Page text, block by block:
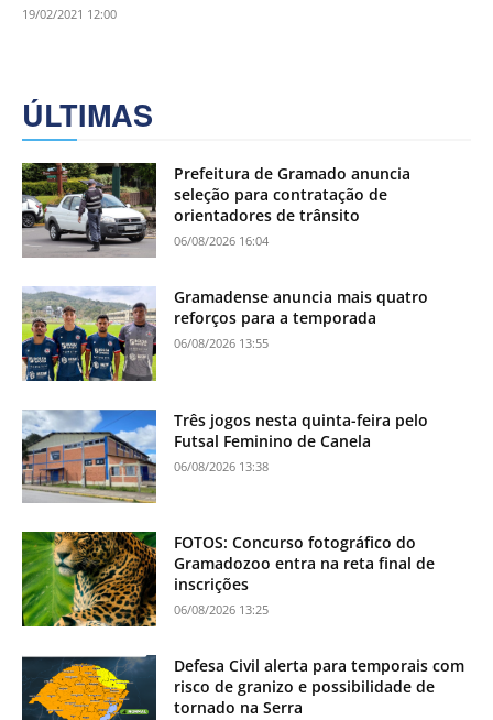
19/02/2021 12:00
ÚLTIMAS
Prefeitura de Gramado anuncia
seleção para contratação de
orientadores de trânsito
06/08/2026 16:04
Gramadense anuncia mais quatro
reforços para a temporada
06/08/2026 13:55
Três jogos nesta quinta-feira pelo
Futsal Feminino de Canela
06/08/2026 13:38
FOTOS: Concurso fotográfico do
Gramadozoo entra na reta final de
inscrições
06/08/2026 13:25
Defesa Civil alerta para temporais com
risco de granizo e possibilidade de
tornado na Serra